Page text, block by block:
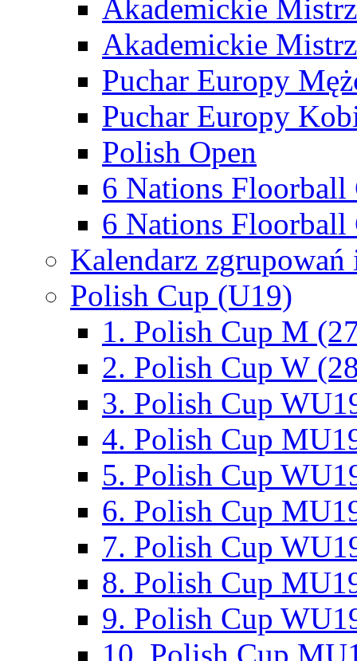
Akademickie
Akademickie
Puchar Europy
Puchar Europy
Polish Open
6 Nations Floorball
6 Nations Floorball
Kalendarz
Polish Cup (U19)
1. Polish Cup M
2. Polish Cup W
3. Polish Cup
4. Polish Cup
5. Polish Cup
6. Polish Cup
7. Polish Cup
8. Polish Cup
9. Polish Cup
10. Polish Cup